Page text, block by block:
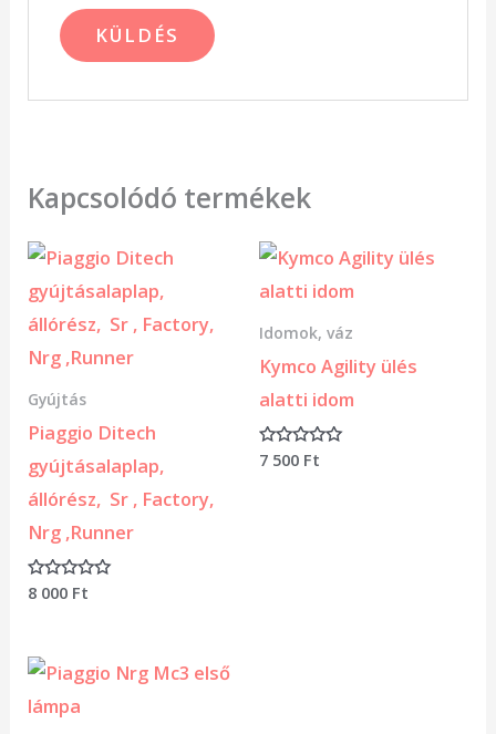
Kapcsolódó termékek
Gyújtás
Piaggio Ditech
gyújtásalaplap,
állórész, Sr , Factory,
Nrg ,Runner
Értékelés:
8 000 Ft
Idomok, váz
Kymco Agility ülés
alatti idom
Értékelés:
7 500 Ft